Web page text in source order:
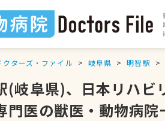
ターズ・ファイル 岐阜県 明智駅
(岐阜県)、日本リハビ
門医の獣医・動物病院